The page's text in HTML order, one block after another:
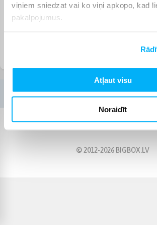
viņiem sniedzat vai ko viņi apkopo, kad
pakalpojumus.
Atļaut visu
Noraidīt
© 2012-2026 BIGBOX.LV